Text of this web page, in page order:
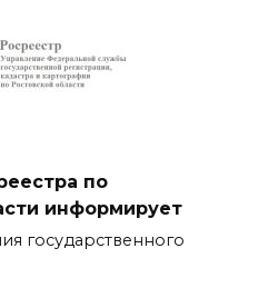
по
информирует
государственного